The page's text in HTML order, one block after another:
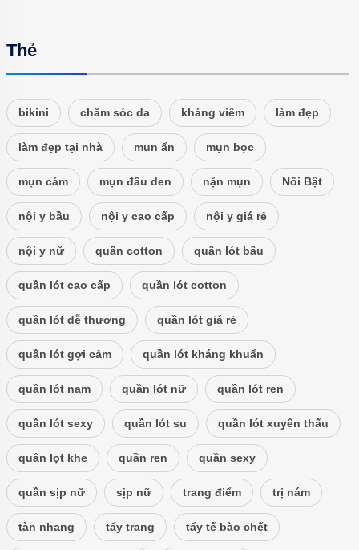
Thẻ
bikini chăm sóc da kháng viêm làm đẹp
làm đẹp tại nhà mun ẩn mụn bọc
mụn cám mụn đầu den nặn mụn Nổi Bật
nội y bầu nội y cao cấp nội y giá rẻ
nội y nữ quần cotton quần lót bầu
quần lót cao cấp quần lót cotton
quần lót dễ thương quần lót giá rẻ
quần lót gợi cảm quần lót kháng khuẩn
quần lót nam quần lót nữ quần lót ren
quần lót sexy quần lót su quần lót xuyên thấu
quần lọt khe quần ren quần sexy
quần sịp nữ sịp nữ trang điểm trị nám
tàn nhang tẩy trang tẩy tế bào chết